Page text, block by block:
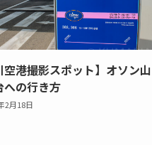
空港撮影スポット】オソン山
への行き方
2月18日